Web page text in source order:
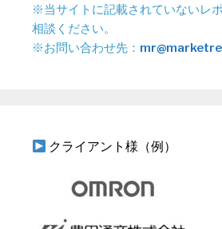
※当サイトに記載されていないレ
相談ください。
※お問い合わせ先：
クライアント様（例）